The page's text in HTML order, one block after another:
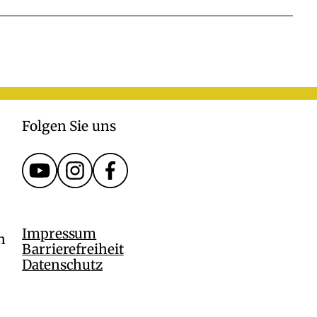
Folgen Sie uns
Impressum
Barrierefreiheit
Datenschutz